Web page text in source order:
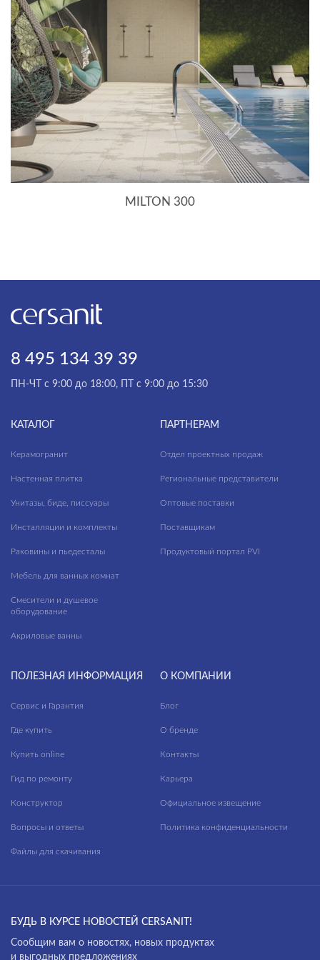
ФОРМАТ НОМИНАЛЬНЫЙ
30x30
ТИП КОЛЛЕКЦИИ
Керамогранит
КОЛЛЕКЦИЯ
MILTON 300
8 495 134 39 39
ПН-ЧТ с 9:00 до 18:00, ПТ с 9:00 до 15:30
КАТАЛОГ
Керамогранит
Настенная плитка
Унитазы, биде, писсуары
Инсталляции и комплекты
Раковины и пьедесталы
Мебель для ванных комнат
Смесители и душевое
оборудование
Акриловые ванны
ПАРТНЕРАМ
Отдел проектных продаж
Региональные представители
Оптовые поставки
Поставщикам
Продуктовый портал PVI
ПОЛЕЗНАЯ ИНФОРМАЦИЯ
Сервис и Гарантия
Где купить
Купить online
Гид по ремонту
Конструктор
Вопросы и ответы
Файлы для скачивания
О КОМПАНИИ
Блог
О бренде
Контакты
Карьера
Официальное извещение
Политика конфиденциальности
БУДЬ В КУРСЕ НОВОСТЕЙ CERSANIT!
Cообщим вам о новостях, новых продуктах
и выгодных предложениях